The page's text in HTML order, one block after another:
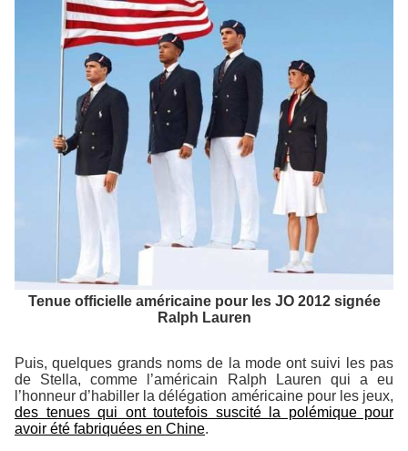
Tenue officielle américaine pour les JO 2012 signée
Ralph Lauren
Puis, quelques grands noms de la mode ont suivi les pas
de Stella, comme l’américain Ralph Lauren qui a eu
l’honneur d’habiller la délégation américaine pour les jeux,
des tenues qui ont toutefois suscité la polémique pour
avoir été fabriquées en Chine.